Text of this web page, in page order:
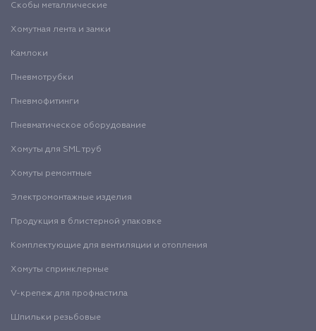
Скобы металлические
Хомутная лента и замки
Камлоки
Пневмотрубки
Пневмофитинги
Пневматическое оборудование
Хомуты для SML труб
Хомуты ремонтные
Электромонтажные изделия
Продукция в блистерной упаковке
Комплектующие для вентиляции и отопления
Хомуты спринклерные
V-крепеж для профнастила
Шпильки резьбовые